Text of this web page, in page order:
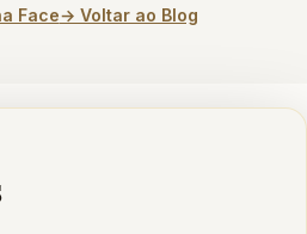
Face→ Voltar ao Blog